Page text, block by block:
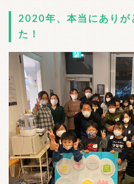
2020年、本当にありが
た！